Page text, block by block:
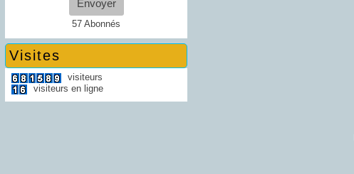
Envoyer
57 Abonnés
Visites
visiteurs
visiteurs en ligne